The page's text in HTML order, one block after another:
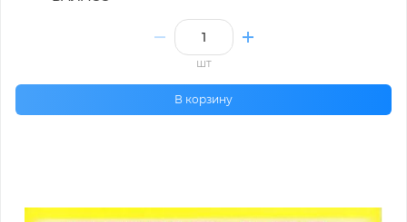
шт
В корзину